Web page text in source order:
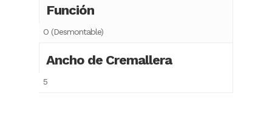
Función
O (Desmontable)
Ancho de Cremallera
5